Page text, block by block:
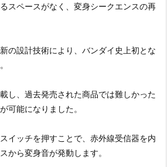
スペースがなく、変身シークエンスの再
の設計技術により、バンダイ史上初とな
し、過去発売された商品では難しかった
可能になりました。
イッチを押すことで、赤外線受信器を内
から変身音が発動します。